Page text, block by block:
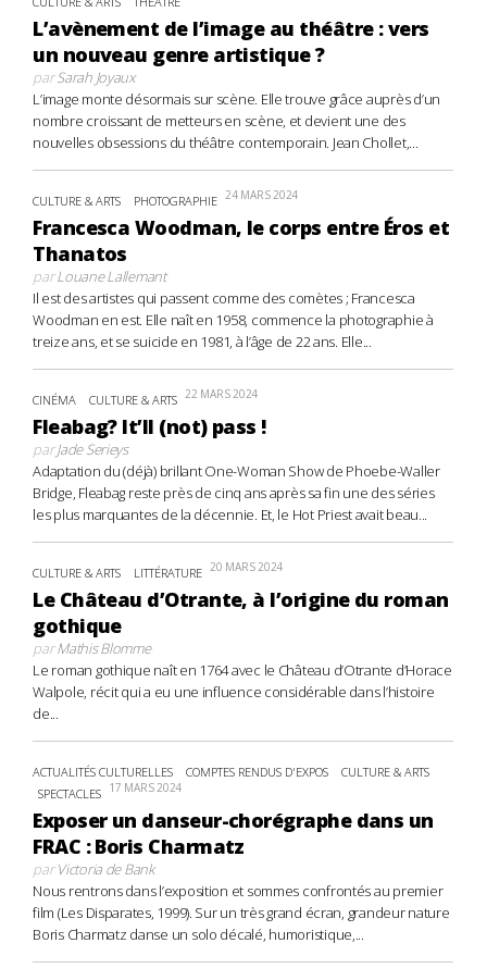
L’avènement de l’image au théâtre : vers
un nouveau genre artistique ?
parSarah Joyaux
L’image monte désormais sur scène. Elle trouve grâce auprès d’un
nombre croissant de metteurs en scène, et devient une des
nouvelles obsessions du théâtre contemporain. Jean Chollet,...
CULTURE & ARTS PHOTOGRAPHIE 24 MARS 2024
Francesca Woodman, le corps entre Éros et
Thanatos
parLouane Lallemant
Il est des artistes qui passent comme des comètes ; Francesca
Woodman en est. Elle naît en 1958, commence la photographie à
treize ans, et se suicide en 1981, à l’âge de 22 ans. Elle...
CINÉMA CULTURE & ARTS 22 MARS 2024
Fleabag? It’ll (not) pass !
parJade Serieys
Adaptation du (déjà) brillant One-Woman Show de Phoebe-Waller
Bridge, Fleabag reste près de cinq ans après sa fin une des séries
les plus marquantes de la décennie. Et, le Hot Priest avait beau...
CULTURE & ARTS LITTÉRATURE 20 MARS 2024
Le Château d’Otrante, à l’origine du roman
gothique
parMathis Blomme
Le roman gothique naît en 1764 avec le Château d’Otrante d’Horace
Walpole, récit qui a eu une influence considérable dans l’histoire
de...
ACTUALITÉS CULTURELLES COMPTES RENDUS D'EXPOS
CULTURE & ARTS
SPECTACLES 17 MARS 2024
Exposer un danseur-chorégraphe dans un
FRAC : Boris Charmatz
parVictoria de Bank
Nous rentrons dans l’exposition et sommes confrontés au premier
film (Les Disparates, 1999). Sur un très grand écran, grandeur nature
Boris Charmatz danse un solo décalé, humoristique,...